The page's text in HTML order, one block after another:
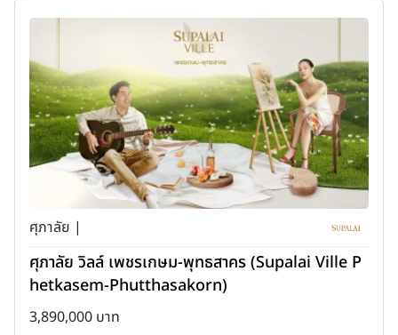
ศุภาลัย |
ศุภาลัย วิลล์ เพชรเกษม-พุทธสาคร (Supalai Ville P
hetkasem-Phutthasakorn)
3,890,000 บาท